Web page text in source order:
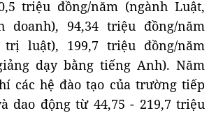
triệu đồng/năm (ngành Luật,
doanh), 94,34 triệu đồng/năm
trị luật), 199,7 triệu đồng/năm
dạy bằng tiếng Anh). Năm
các hệ đào tạo của trường tiếp
dao động từ 44,75 - 219,7 triệu